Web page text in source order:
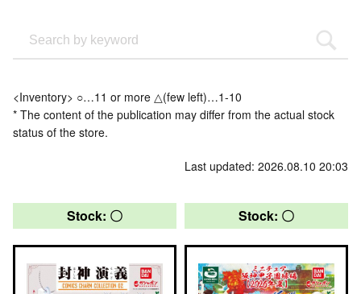
<Inventory> ○…11 or more △(few left)…1-10
* The content of the publication may differ from the actual stock
status of the store.
Last updated: 2026.08.10 20:03
Stock: 〇 Stock: 〇